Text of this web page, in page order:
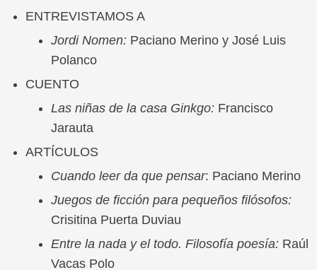
ENTREVISTAMOS A
Jordi Nomen: Paciano Merino y José Luis
Polanco
CUENTO
Las niñas de la casa Ginkgo: Francisco
Jarauta
ARTÍCULOS
Cuando leer da que pensar: Paciano Merino
Juegos de ficción para pequeños filósofos:
Crisitina Puerta Duviau
Entre la nada y el todo. Filosofía poesía: Raúl
Vacas Polo